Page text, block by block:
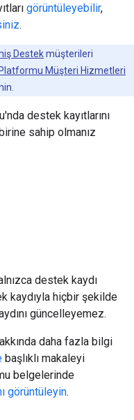
görüntüleyebilir,
.
Destekmüşterileri
Müşteri Hizmetleri
destek kayıtlarını
sahip olmanız
destek kaydı
kaydıyla hiçbir şekilde
güncelleyemez.
daha fazla bilgi
başlıklı makaleyi
belgelerinde
görüntüleyin.